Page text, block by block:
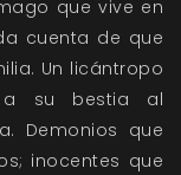
que vive en
cuenta de que
Un licántropo
a su bestia al
Demonios que
inocentes que